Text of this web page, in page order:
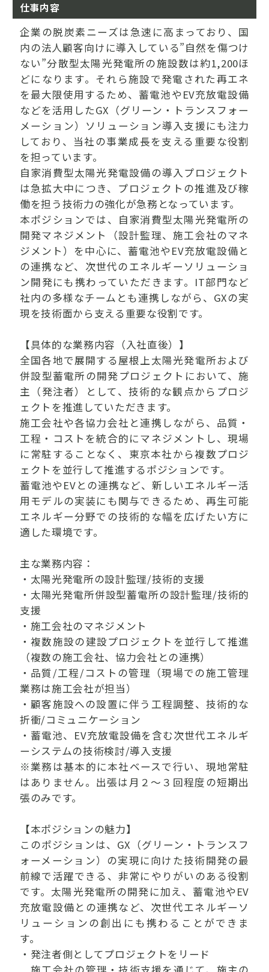
仕事内容
企業の脱炭素ニーズは急速に高まっており、国
内の法人顧客向けに導入している”自然を傷つけ
ない”分散型太陽光発電所の施設数は約1,200ほ
どになります。それら施設で発電された再エネ
を最大限使用するため、蓄電池やEV充放電設備
などを活用したGX（グリーン・トランスフォー
メーション）ソリューション導入支援にも注力
しており、当社の事業成長を支える重要な役割
を担っています。
自家消費型太陽光発電設備の導入プロジェクト
は急拡大中につき、プロジェクトの推進及び稼
働を担う技術力の強化が急務となっています。
本ポジションでは、自家消費型太陽光発電所の
開発マネジメント（設計監理、施工会社のマネ
ジメント）を中心に、蓄電池やEV充放電設備と
の連携など、次世代のエネルギーソリューショ
ン開発にも携わっていただきます。IT部門など
社内の多様なチームとも連携しながら、GXの実
現を技術面から支える重要な役割です。
【具体的な業務内容（入社直後）】
全国各地で展開する屋根上太陽光発電所および
併設型蓄電所の開発プロジェクトにおいて、施
主（発注者）として、技術的な観点からプロジ
ェクトを推進していただきます。
施工会社や各協力会社と連携しながら、品質・
工程・コストを統合的にマネジメントし、現場
に常駐することなく、東京本社から複数プロジ
ェクトを並行して推進するポジションです。
蓄電池やEVとの連携など、新しいエネルギー活
用モデルの実装にも関与できるため、再生可能
エネルギー分野での技術的な幅を広げたい方に
適した環境です。
主な業務内容：
・太陽光発電所の設計監理/技術的支援
・太陽光発電所併設型蓄電所の設計監理/技術的
支援
・施工会社のマネジメント
・複数施設の建設プロジェクトを並行して推進
（複数の施工会社、協力会社との連携）
・品質/工程/コストの管理（現場での施工管理
業務は施工会社が担当）
・顧客施設への設置に伴う工程調整、技術的な
折衝/コミュニケーション
・蓄電池、EV充放電設備を含む次世代エネルギ
ーシステムの技術検討/導入支援
※業務は基本的に本社ベースで行い、現地常駐
はありません。出張は月２～３回程度の短期出
張のみです。
【本ポジションの魅力】
このポジションは、GX（グリーン・トランスフ
ォーメーション）の実現に向けた技術開発の最
前線で活躍できる、非常にやりがいのある役割
です。太陽光発電所の開発に加え、蓄電池やEV
充放電設備との連携など、次世代エネルギーソ
リューションの創出にも携わることができま
す。
・発注者側としてプロジェクトをリード